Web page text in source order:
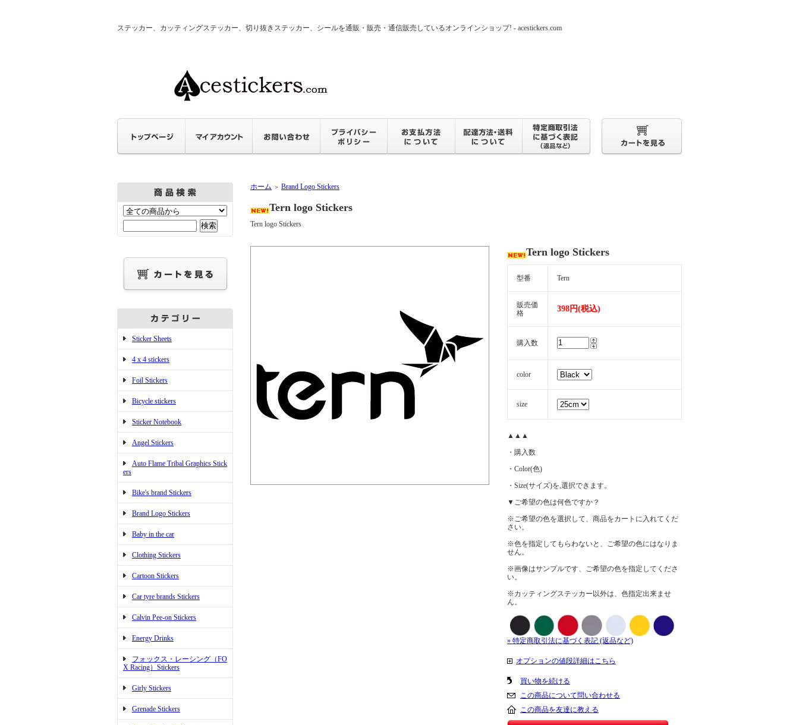
ステッカー、カッティングステッカー、切り抜きステッカー、シールを通販・販売・通信販売しているオンラインショップ! - acestickers.com
Sticker Sheets
4 x 4 stickers
Foil Stickers
Bicycle stickers
Sticker Notebook
Angel Stickers
Auto Flame Tribal Graphics Stick
ers
Bike's brand Stickers
Brand Logo Stickers
Baby in the car
Clothing Stickers
Cartoon Stickers
Car tyre brands Stickers
Calvin Pee-on Stickers
Energy Drinks
フォックス・レーシング（FO
X Racing）Stickers
Girly Stickers
Grenade Stickers
ホーム ＞ Brand Logo Stickers
Tern logo Stickers
Tern logo Stickers
Tern logo Stickers
型番 Tern
販売価
格
398円(税込)
購入数
color
size
▲▲▲
・購入数
・Color(色)
・Size(サイズ)を,選択できます。
▼ご希望の色は何色ですか？
※ご希望の色を選択して、商品をカートに入れてくだ
さい。
※色を指定してもらわないと、ご希望の色にはなりま
せん。
※画像はサンプルです、ご希望の色を指定してくださ
い。
※カッティングステッカー以外は、色指定出来ませ
ん。
» 特定商取引法に基づく表記 (返品など)
オプションの値段詳細はこちら
買い物を続ける
この商品について問い合わせる
この商品を友達に教える